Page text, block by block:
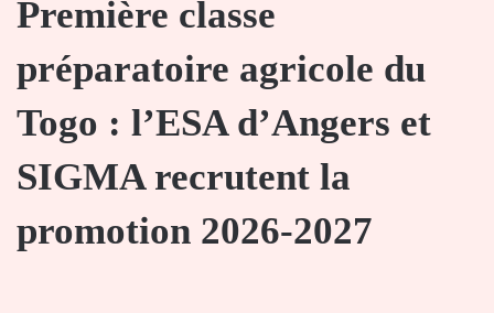
Première classe
préparatoire agricole du
Togo : l’ESA d’Angers et
SIGMA recrutent la
promotion 2026-2027